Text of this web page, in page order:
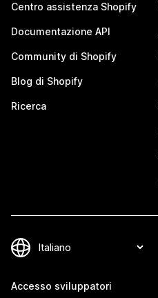
Centro assistenza Shopify
Documentazione API
Community di Shopify
Blog di Shopify
Ricerca
Accesso sviluppatori